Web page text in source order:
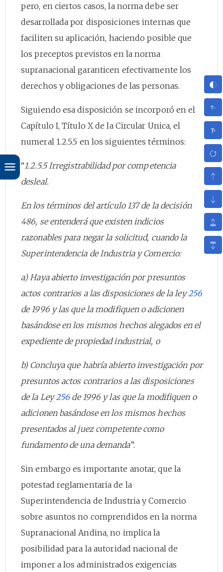
pero, en ciertos casos, la norma debe ser
desarrollada por disposiciones internas que
faciliten su aplicación, haciendo posible que
los preceptos previstos en la norma
supranacional garanticen efectivamente los
derechos y obligaciones de las personas.
Siguiendo esa disposición se incorporó en el
Capítulo I, Título X de la Circular Unica, el
numeral 1.2.5.5 en los siguientes términos:
“1.2.5.5 Irregistrabilidad por competencia
desleal.
En los términos del artículo 137 de la decisión
486, se entenderá que existen indicios
razonables para negar la solicitud, cuando la
Superintendencia de Industria y Comercio:
a) Haya abierto investigación por presuntos
actos contrarios a las disposiciones de la ley256
de 1996 y las que la modifiquen o adicionen
basándose en los mismos hechos alegados en el
expediente de propiedad industrial, o
b) Concluya que habría abierto investigación por
presuntos actos contrarios a las disposiciones
de la Ley256de 1996 y las que la modifiquen o
adicionen basándose en los mismos hechos
presentados al juez competente como
fundamento de una demanda”.
Sin embargo es importante anotar, que la
potestad reglamentaria de la
Superintendencia de Industria y Comercio
sobre asuntos no comprendidos en la norma
Supranacional Andina, no implica la
posibilidad para la autoridad nacional de
imponer a los administrados exigencias